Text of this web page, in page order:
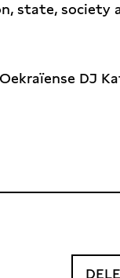
state, society
DJ